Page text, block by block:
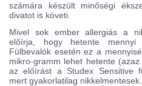
számára készült minőségi
divatot is követi.
Mivel sok ember allergiás a
előírja, hogy hetente mennyi
Fülbevalók esetén ez a
mikro-gramm lehet hetente
az előírást a Studex Sensitive
mert gyakorlatilag nikkelmentesek.